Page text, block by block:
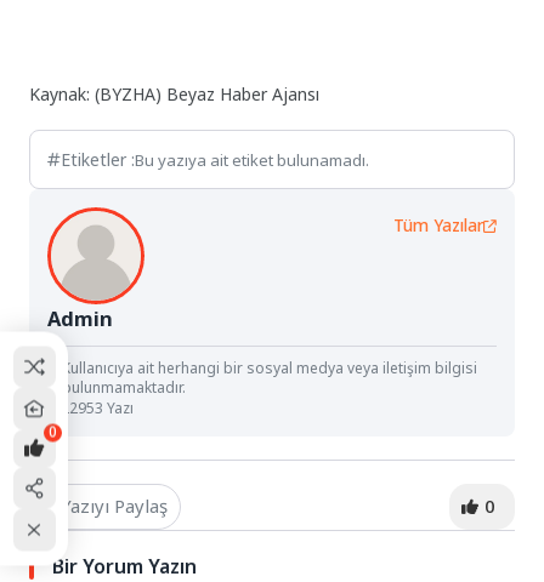
Kaynak: (BYZHA) Beyaz Haber Ajansı
Etiketler :Bu yazıya ait etiket bulunamadı.
Admin
Tüm Yazılar
Kullanıcıya ait herhangi bir sosyal medya veya iletişim bilgisi
bulunmamaktadır.
22953 Yazı
Yazıyı Paylaş 0
Bir Yorum Yazın
0